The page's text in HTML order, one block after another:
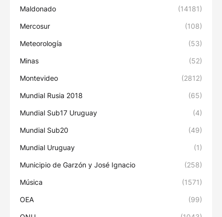
Maldonado (14181)
Mercosur (108)
Meteorología (53)
Minas (52)
Montevideo (2812)
Mundial Rusia 2018 (65)
Mundial Sub17 Uruguay (4)
Mundial Sub20 (49)
Mundial Uruguay (1)
Municipio de Garzón y José Ignacio (258)
Música (1571)
OEA (99)